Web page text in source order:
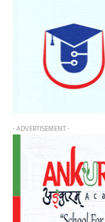
- ADVERTISEMENT -